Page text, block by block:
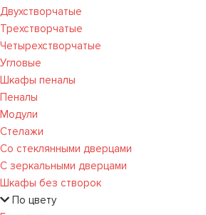
Двухстворчатые
Трехстворчатые
Четырехстворчатые
Угловые
Шкафы пеналы
Пеналы
Модули
Стелажи
Со стеклянными дверцами
С зеркальными дверцами
Шкафы без створок
По цвету